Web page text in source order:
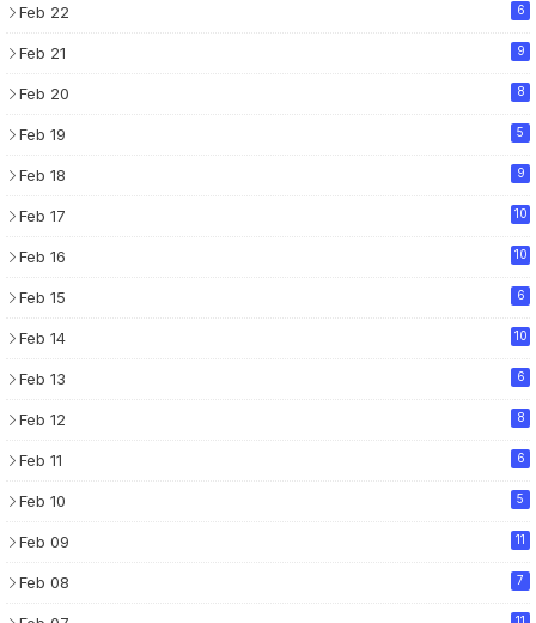
Feb 22 6
Feb 21 9
Feb 20 8
Feb 19 5
Feb 18 9
Feb 17 10
Feb 16 10
Feb 15 6
Feb 14 10
Feb 13 6
Feb 12 8
Feb 11 6
Feb 10 5
Feb 09 11
Feb 08 7
11